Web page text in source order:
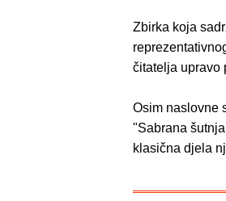
Zbirka koja
čitatelja upravo
Osim naslovne
"Sabrana
klasična djela